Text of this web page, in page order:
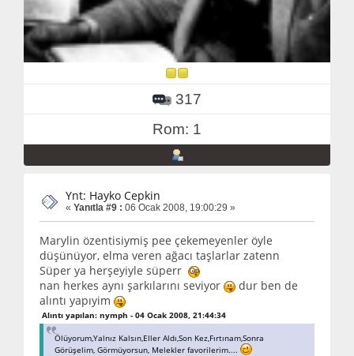
317
Rom: 1
Ynt: Hayko Cepkin
« Yanıtla #9 : 06 Ocak 2008, 19:00:29 »
Marylin özentisiymiş pee çekemeyenler öyle
düşünüyor, elma veren ağacı taşlarlar zatenn
Süper ya herşeyiyle süperr
nan herkes aynı şarkılarını seviyor
dur ben de
alıntı yapıyim
Alıntı yapılan: nymph - 04 Ocak 2008, 21:44:34
Ölüyorum,Yalnız Kalsın,Eller Aldı,Son Kez,Fırtınam,Sonra
Görüşelim, Görmüyorsun, Melekler favorilerim....